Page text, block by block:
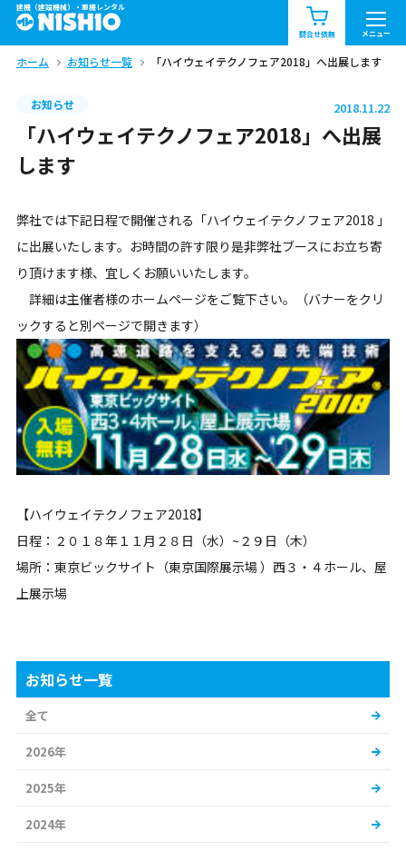
建機（建設機械）・重機レンタル
問合せ依頼 メニュー
商品一覧 お知らせ一覧
問合せ依頼リスト お問合せ
北海道 東北 関東
九州・沖縄（外部）
ホーム お知らせ一覧 「ハイウェイテクノフェア2018」へ出展します
お知らせ 2018.11.22
「ハイウェイテクノフェア2018」へ出展
します
弊社では下記日程で開催される「ハイウェイテクノフェア2018 」
に出展いたします。お時間の許す限り是非弊社ブースにお立ち寄
り頂けます様、宜しくお願いいたします。
詳細は主催者様のホームページをご覧下さい。（バナーをクリ
ックすると別ページで開きます）
【ハイウェイテクノフェア2018】
日程：２０１８年１１月２８日（水）~２９日（木）
場所：東京ビックサイト（東京国際展示場 ）西３・４ホール、屋
上展示場
お知らせ一覧
全て
2026年
2025年
2024年